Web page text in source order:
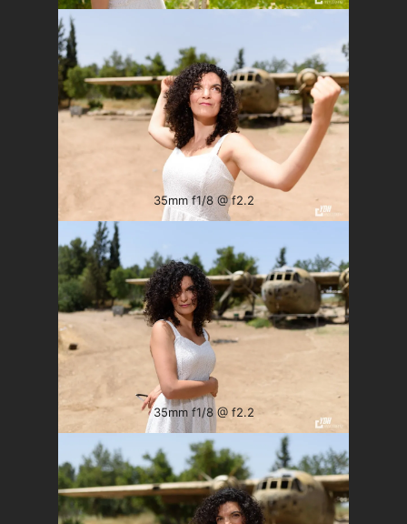
35mm f1/8 @ f2.2
35mm f1/8 @ f2.2